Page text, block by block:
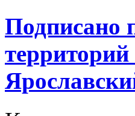
Подписано